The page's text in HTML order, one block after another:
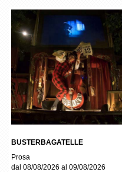
BUSTERBAGATELLE
Prosa
dal 08/08/2026 al 09/08/2026